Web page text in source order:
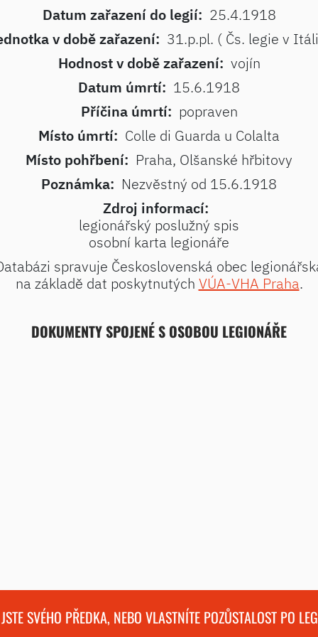
Datum zařazení do legií: 25.4.1918
v době zařazení: 31.p.pl. ( Čs. legie v
Hodnost v době zařazení: vojín
Datum úmrtí: 15.6.1918
Příčina úmrtí: popraven
Místo úmrtí: Colle di Guarda u Colalta
Místo pohřbení: Praha, Olšanské hřbitovy
Poznámka: Nezvěstný od 15.6.1918
Zdroj informací:
legionářský poslužný spis
osobní karta legionáře
spravuje Československá obec
na základě dat poskytnutých VÚA-VHA Praha.
DOKUMENTY SPOJENÉ S OSOBOU LEGIONÁŘE
SVÉHO PŘEDKA, NEBO VLASTNÍTE POZŮSTALOST PO